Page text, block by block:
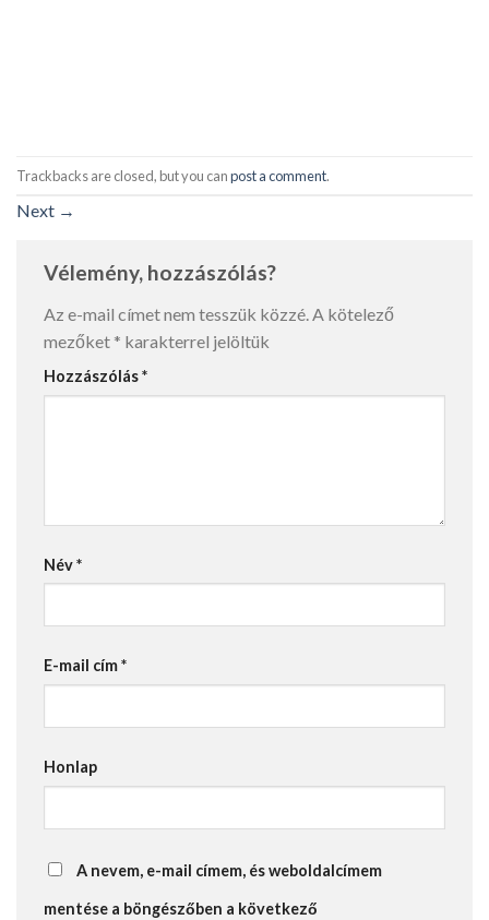
Trackbacks are closed, but you canpost a comment.
Next →
Vélemény, hozzászólás?
Az e-mail címet nem tesszük közzé.A kötelező
mezőket * karakterrel jelöltük
Hozzászólás*
Név*
E-mail cím*
Honlap
A nevem, e-mail címem, és weboldalcímem
mentése a böngészőben a következő